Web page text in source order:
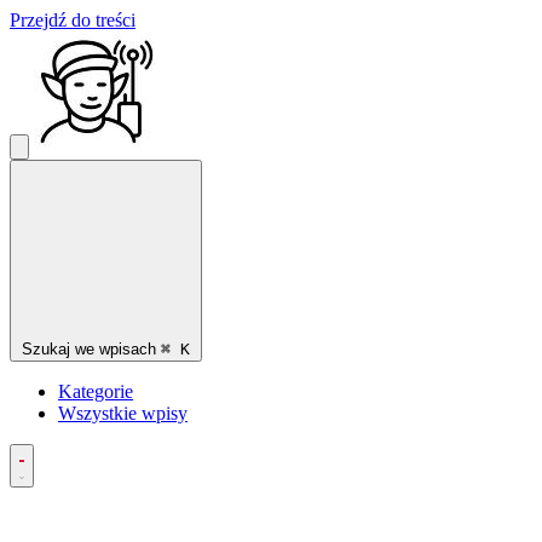
Przejdź do treści
Szukaj we wpisach ⌘ K
Kategorie
Wszystkie wpisy